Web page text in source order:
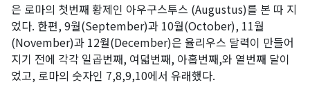
은 로마의 첫번째 황제인 아우구스투스 (Augustus)를 본 따 지
었다. 한편, 9월(September)과 10월(October), 11월
(November)과 12월(December)은 율리우스 달력이 만들어
지기 전에 각각 일곱번째, 여덟번째, 아홉번째,와 열번째 달이
었고, 로마의 숫자인 7,8,9,10에서 유래했다.